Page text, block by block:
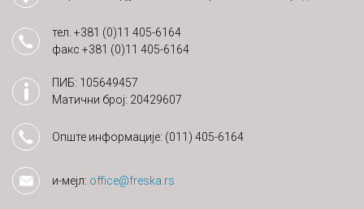
тел. +381 (0)11 405-6164
факс +381 (0)11 405-6164
ПИБ: 105649457
Матични број: 20429607
Опште информације: (011) 405-6164
и-мејл: office@freska.rs